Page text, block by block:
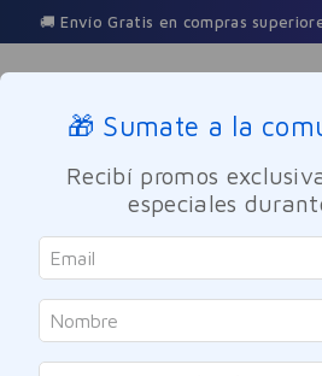
3 Cuotas sin interés en
Buscar
Bebes y Maternidad Higiene y
Dove
🎁 Sumate a la
Recibí promos
especiales